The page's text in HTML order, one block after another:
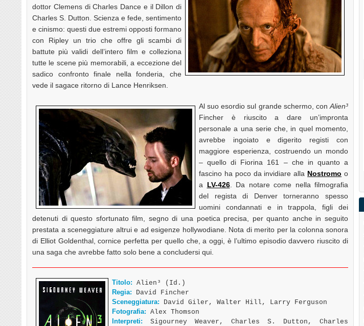
dottor Clemens di Charles Dance e il Dillon di
Charles S. Dutton. Scienza e fede, sentimento
e cinismo: questi due estremi opposti formano
con Ripley un trio che offre gli scambi di
battute più validi dell’intero film e colleziona
tutte le scene più memorabili, a eccezione del
sadico confronto finale nella fonderia, che
vede il sagace ritorno di Lance Henriksen.
Al suo esordio sul grande schermo, con Alien³
Fincher è riuscito a dare un’impronta
personale a una serie che, in quel momento,
avrebbe ingoiato e digerito registi con
maggiore esperienza, costruendo un mondo
– quello di Fiorina 161 – che in quanto a
fascino ha poco da invidiare alla Nostromo o
a LV-426. Da notare come nella filmografia
del regista di Denver torneranno spesso
uomini condannati e in trappola, figli dei
detenuti di questo sfortunato film, segno di una poetica precisa, per quanto anche in seguito
prestata a sceneggiature altrui e ad esigenze hollywodiane. Nota di merito per la colonna sonora
di Elliot Goldenthal, cornice perfetta per quello che, a oggi, è l’ultimo episodio davvero riuscito di
una saga che avrebbe fatto solo bene a concludersi qui.
Titolo: Alien³ (Id.)
Regia: David Fincher
Sceneggiatura: David Giler, Walter Hill, Larry Ferguson
Fotografia: Alex Thomson
Interpreti: Sigourney Weaver, Charles S. Dutton, Charles